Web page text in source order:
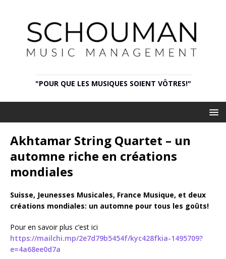
"POUR QUE LES MUSIQUES SOIENT VÔTRES!"
Akhtamar String Quartet – un
automne riche en créations
mondiales
Suisse, Jeunesses Musicales, France Musique, et deux
créations mondiales: un automne pour tous les goûts!
Pour en savoir plus c’est ici
https://mailchi.mp/2e7d79b5454f/kyc428fkia-1495709?
e=4a68ee0d7a